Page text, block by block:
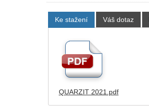
Ke stažení Váš dotaz
QUARZIT 2021.pdf